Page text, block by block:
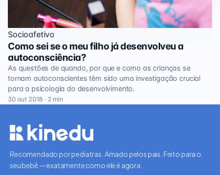
Socioafetivo
Como sei se o meu filho já desenvolveu a
autoconsciência?
As questões de quando, por que e como as crianças se
tornam autoconscientes têm sido uma investigação crucial
para a psicologia do desenvolvimento.
30 out 2018 · 2 min
Recomendado por pediatras. Amado pelos pais. Feito para o
seu bebê — exatamente como ele é agora.